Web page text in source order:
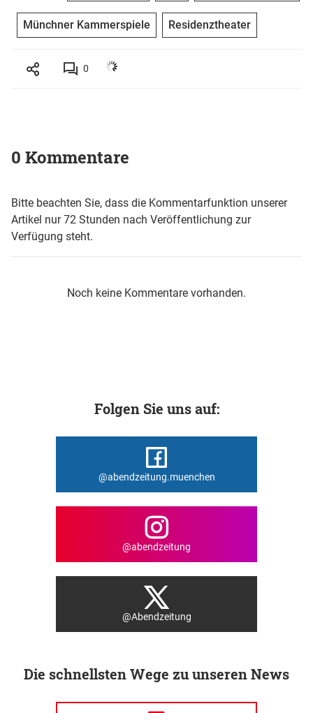
Münchner Kammerspiele Residenztheater
0
0 Kommentare
Bitte beachten Sie, dass die Kommentarfunktion unserer
Artikel nur 72 Stunden nach Veröffentlichung zur
Verfügung steht.
Noch keine Kommentare vorhanden.
Folgen Sie uns auf:
@abendzeitung.muenchen
@abendzeitung
@Abendzeitung
Die schnellsten Wege zu unseren News